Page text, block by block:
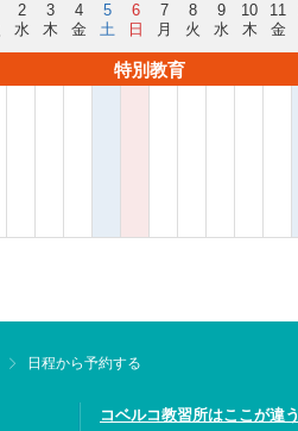
2
水
3
木
4
金
5
土
6
日
7
月
8
火
9
水
10
木
11
金
特別教育
日程から予約する
コベルコ教習所はここが違う